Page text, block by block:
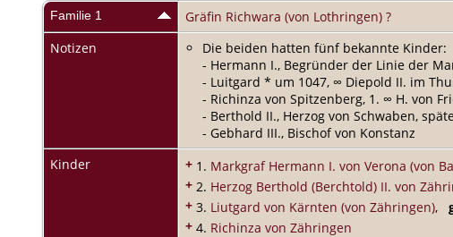
Familie 1
Gräfin Richwara (von Lothringen) ?
Notizen
Die beiden hatten fünf bekannte Kinder:
- Hermann I., Begründer der Linie der
- Luitgard * um 1047, ∞ Diepold II. im
- Richinza von Spitzenberg, 1. ∞ H. von
- Berthold II., Herzog von Schwaben,
- Gebhard III., Bischof von Konstanz
Kinder
+ 1. Markgraf Hermann I. von Verona (von
+ 2. Herzog Berthold (Berchtold) II. von
+ 3. Liutgard von Kärnten (von Zähringen),
+ 4. Richinza von Zähringen